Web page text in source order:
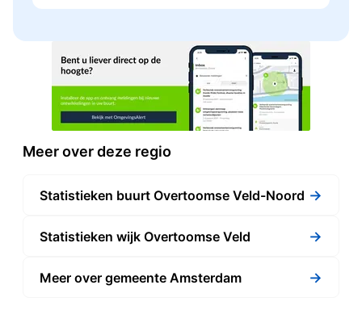
Meer over deze regio
Statistieken buurt Overtoomse Veld-Noord →
Statistieken wijk Overtoomse Veld →
Meer over gemeente Amsterdam →